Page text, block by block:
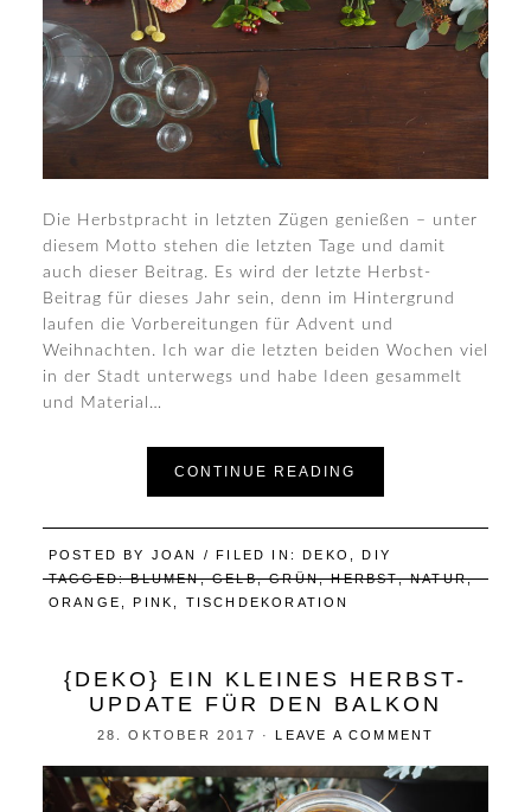
Die Herbstpracht in letzten Zügen genießen – unter
diesem Motto stehen die letzten Tage und damit
auch dieser Beitrag. Es wird der letzte Herbst-
Beitrag für dieses Jahr sein, denn im Hintergrund
laufen die Vorbereitungen für Advent und
Weihnachten. Ich war die letzten beiden Wochen viel
in der Stadt unterwegs und habe Ideen gesammelt
und Material…
CONTINUE READING
POSTED BY JOAN / FILED IN:DEKO ,DIY
TAGGED:BLUMEN,GELB,GRÜN,HERBST,NATUR,
ORANGE
,PINK TISCHDEKORATION
{DEKO} EIN KLEINES HERBST-
UPDATE FÜR DEN BALKON
28. OKTOBER 2017 ·LEAVE A COMMENT